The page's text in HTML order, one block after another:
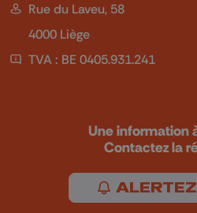
Rue du Laveu, 58
4000 Liège
TVA : BE 0405.931.241
Une information
Contactez la